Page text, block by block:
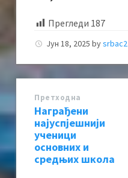
Прегледи 187
Јун 18, 2025 bysrbac2
Претходна
Награђени
најуспјешнији
ученици
основних и
средњих школа